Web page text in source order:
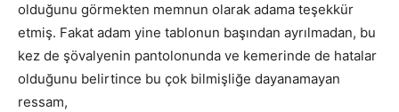
olduğunu görmekten memnun olarak adama teşekkür
etmiş. Fakat adam yine tablonun başından ayrılmadan, bu
kez de şövalyenin pantolonunda ve kemerinde de hatalar
olduğunu belirtince bu çok bilmişliğe dayanamayan
ressam,